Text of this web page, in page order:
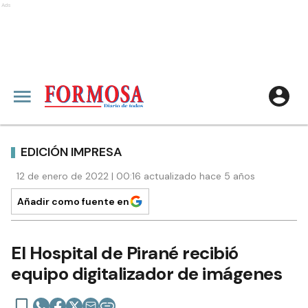
Ads
EDICIÓN IMPRESA
12 de enero de 2022 | 00:16 actualizado hace 5 años
Añadir como fuente en
El Hospital de Pirané recibió
equipo digitalizador de imágenes